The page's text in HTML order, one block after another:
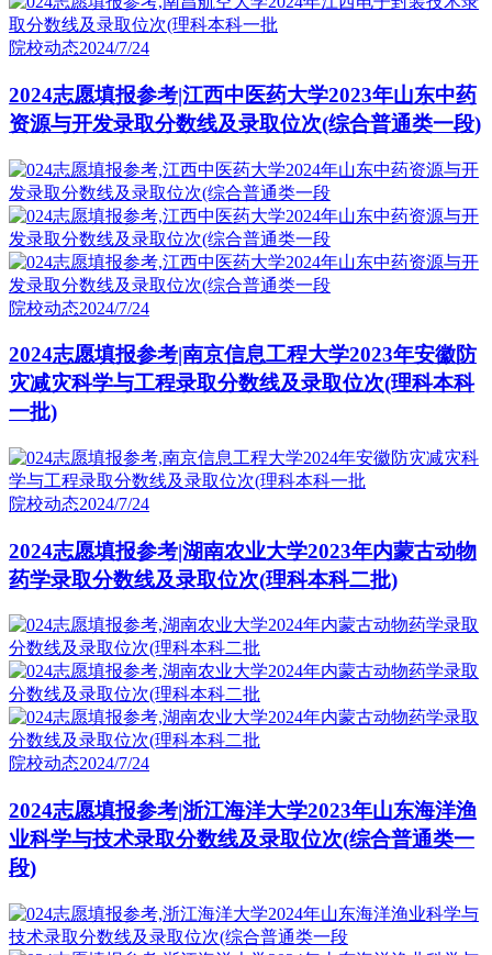
院校动态2024/7/24
2024志愿填报参考|江西中医药大学2023年山东中药
资源与开发录取分数线及录取位次(综合普通类一段)
院校动态2024/7/24
2024志愿填报参考|南京信息工程大学2023年安徽防
灾减灾科学与工程录取分数线及录取位次(理科本科
一批)
院校动态2024/7/24
2024志愿填报参考|湖南农业大学2023年内蒙古动物
药学录取分数线及录取位次(理科本科二批)
院校动态2024/7/24
2024志愿填报参考|浙江海洋大学2023年山东海洋渔
业科学与技术录取分数线及录取位次(综合普通类一
段)